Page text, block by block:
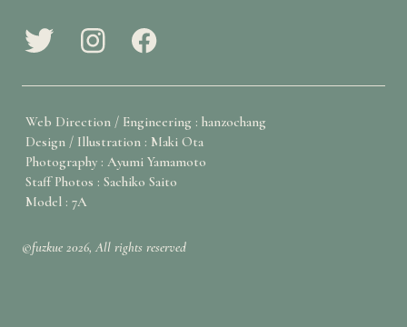
Web Direction / Engineering : hanzochang
Design / Illustration : Maki Ota
Photography : Ayumi Yamamoto
Staff Photos : Sachiko Saito
Model : 7A
©fuzkue 2026, All rights reserved